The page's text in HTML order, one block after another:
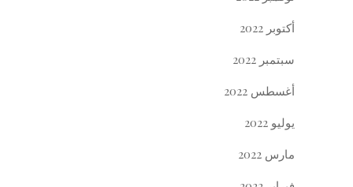
أكتوبر 2022
سبتمبر 2022
أغسطس 2022
يوليو 2022
مارس 2022